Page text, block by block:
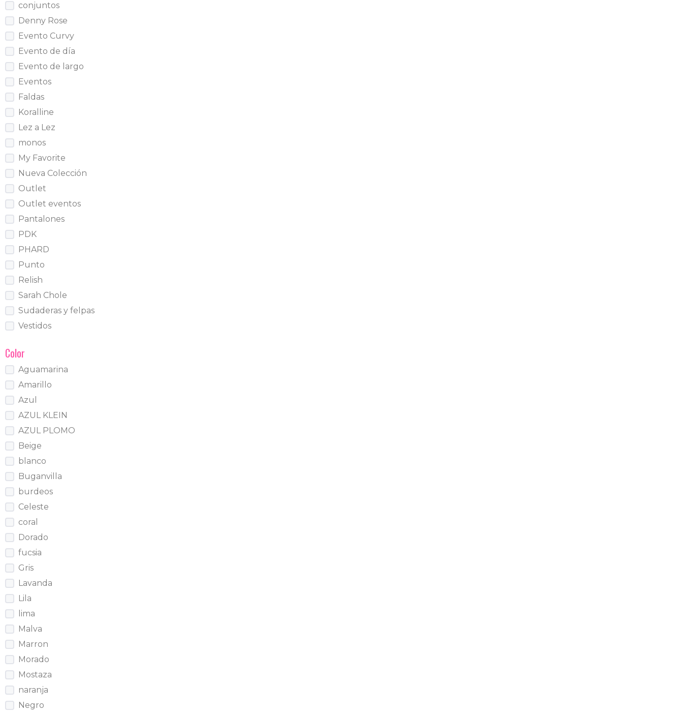
conjuntos
Denny Rose
Evento Curvy
Evento de día
Evento de largo
Eventos
Faldas
Koralline
Lez a Lez
monos
My Favorite
Nueva Colección
Outlet
Outlet eventos
Pantalones
PDK
PHARD
Punto
Relish
Sarah Chole
Sudaderas y felpas
Vestidos
Color
Aguamarina
Amarillo
Azul
AZUL KLEIN
AZUL PLOMO
Beige
blanco
Buganvilla
burdeos
Celeste
coral
Dorado
fucsia
Gris
Lavanda
Lila
lima
Malva
Marron
Morado
Mostaza
naranja
Negro